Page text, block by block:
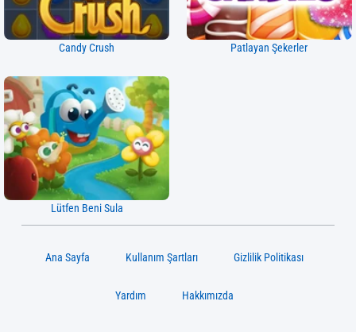
Candy Crush Patlayan Şekerler
Lütfen Beni Sula
Ana Sayfa Kullanım Şartları Gizlilik Politikası
Yardım Hakkımızda